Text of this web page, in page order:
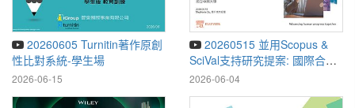
20260605 Turnitin著作原創
性比對系統-學生場
2026-06-15
20260515 並用Scopus &
SciVal支持研究提案: 國際合作
規劃及選刊策略
2026-06-04